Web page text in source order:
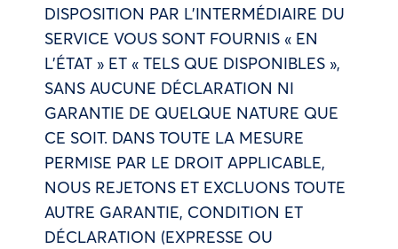
DISPOSITION PAR L’INTERMÉDIAIRE DU
SERVICE VOUS SONT FOURNIS « EN
L’ÉTAT » ET « TELS QUE DISPONIBLES »,
SANS AUCUNE DÉCLARATION NI
GARANTIE DE QUELQUE NATURE QUE
CE SOIT. DANS TOUTE LA MESURE
PERMISE PAR LE DROIT APPLICABLE,
NOUS REJETONS ET EXCLUONS TOUTE
AUTRE GARANTIE, CONDITION ET
DÉCLARATION (EXPRESSE OU